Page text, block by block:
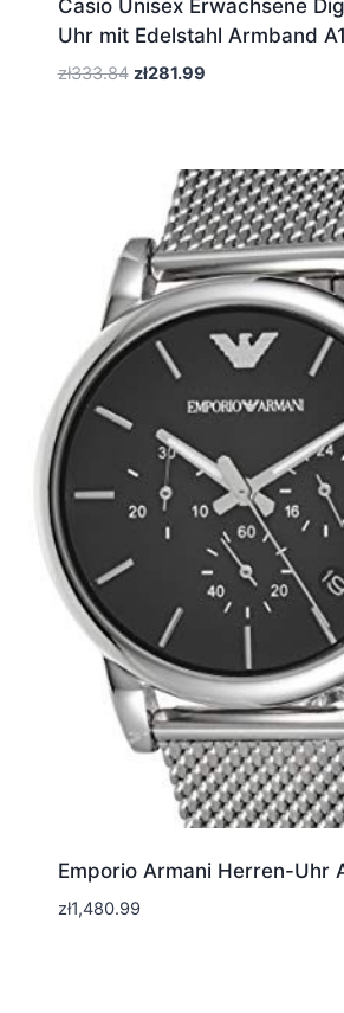
Casio Unisex Erwachsene
Uhr mit Edelstahl Armband
zł333.84 Pierwotna
zł281.99Aktualna
Emporio Armani Herren-Uhr
zł1,480.99